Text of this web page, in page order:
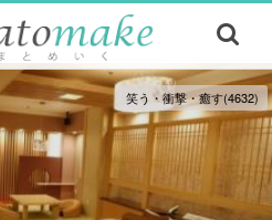
笑う・衝撃・癒す(4632)